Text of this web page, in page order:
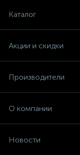
Каталог
Акции и скидки
Производители
О компании
Новости